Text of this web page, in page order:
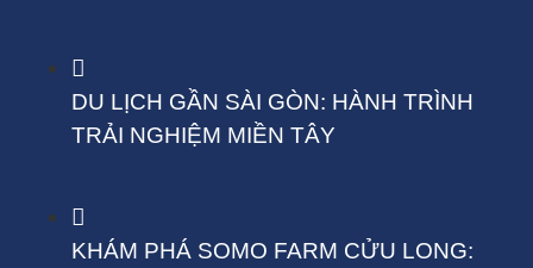
DU LỊCH GẦN SÀI GÒN: HÀNH TRÌNH
TRẢI NGHIỆM MIỀN TÂY
KHÁM PHÁ SOMO FARM CỬU LONG: